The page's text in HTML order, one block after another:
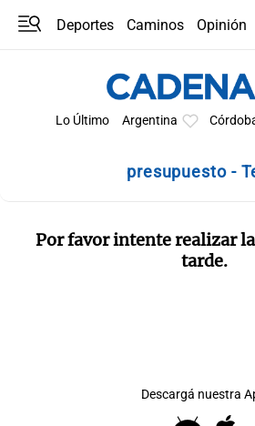
Deportes Caminos
Opinión
Lo Último Argentina
presupuesto -
Por favor intente realizar
tarde.
Descargá nuestra